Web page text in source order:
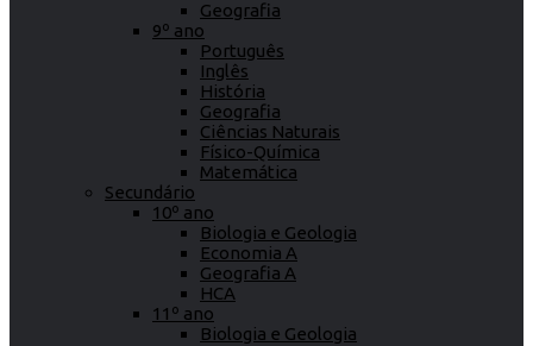
Geografia
9º ano
Português
Inglês
História
Geografia
Ciências Naturais
Físico-Química
Matemática
Secundário
10º ano
Biologia e Geologia
Economia A
Geografia A
HCA
11º ano
Biologia e Geologia